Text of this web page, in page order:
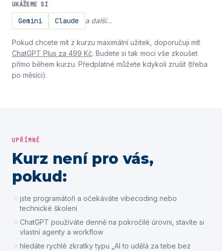
UKÁŽEME SI
Gemini Claude a další…
Pokud chcete mít z kurzu maximální užitek, doporučuji mít
ChatGPT Plus za 499 Kč. Budete si tak moci vše zkoušet
přímo během kurzu. Předplatné můžete kdykoli zrušit (třeba
po měsíci).
UPŘÍMNĚ
Kurz není pro vás,
pokud:
jste programátoři a očekáváte vibecoding nebo
technické školení
ChatGPT používáte denně na pokročilé úrovni, stavíte si
vlastní agenty a workflow
hledáte rychlé zkratky typu „AI to udělá za tebe bez